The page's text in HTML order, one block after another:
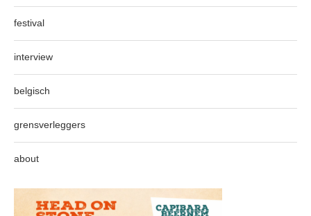
festival
interview
belgisch
grensverleggers
about